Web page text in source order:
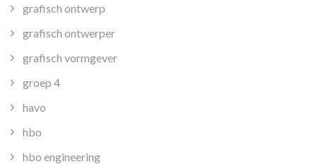
grafisch ontwerp
grafisch ontwerper
grafisch vormgever
groep 4
havo
hbo
hbo engineering